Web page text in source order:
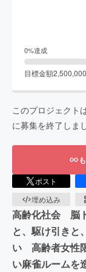
0%達成
目標金額2,500,000
このプロジェクトは
に募集を終了しま
ポスト
埋め込み
高齢化社会 脳
と、駆け引きと
い 高齢者女性
い麻雀ルームを